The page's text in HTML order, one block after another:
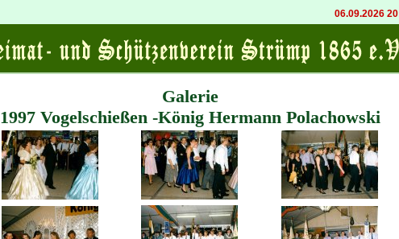
06.09.2026 20:00
Galerie
1997 Vogelschießen -König Hermann Polachowski